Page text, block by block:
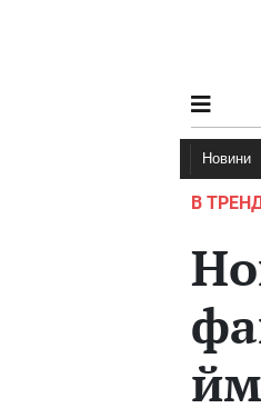
Новини
В
Війна в Україні